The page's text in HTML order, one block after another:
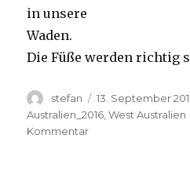
in unsere
Waden.
Die Füße werden richtig
Autor
stefan
Veröffentlicht
am
13. September
Australien_2016 ,West Australien
Kommentarzu